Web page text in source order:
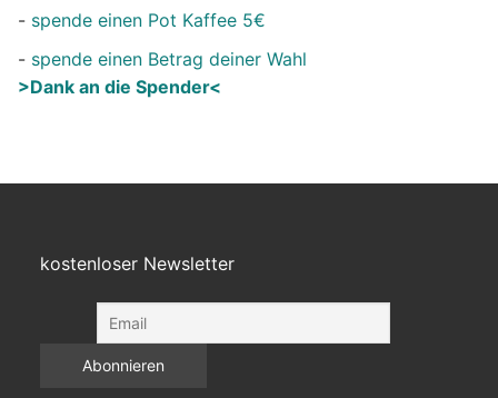
- spende einen Pot Kaffee 5€
- spende einen Betrag deiner Wahl
>Dank an die Spender<
kostenloser Newsletter